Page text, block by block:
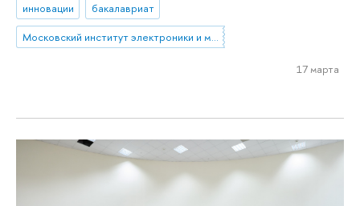
инновации
бакалавриат
Московский институт электроники и математики им. А.Н. Тихонова
17 марта